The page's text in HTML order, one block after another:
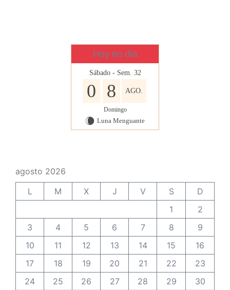
Hoy en día
Sábado - Sem. 32
0 8 AGO.
Domingo
W Luna Menguante
agosto 2026
L
M X J V S
D
1
2
3
4 5 6 7 8
9
10
11 12 13 14 15
16
17
18 19 20 21 22
23
24
25 26 27 28 29
30